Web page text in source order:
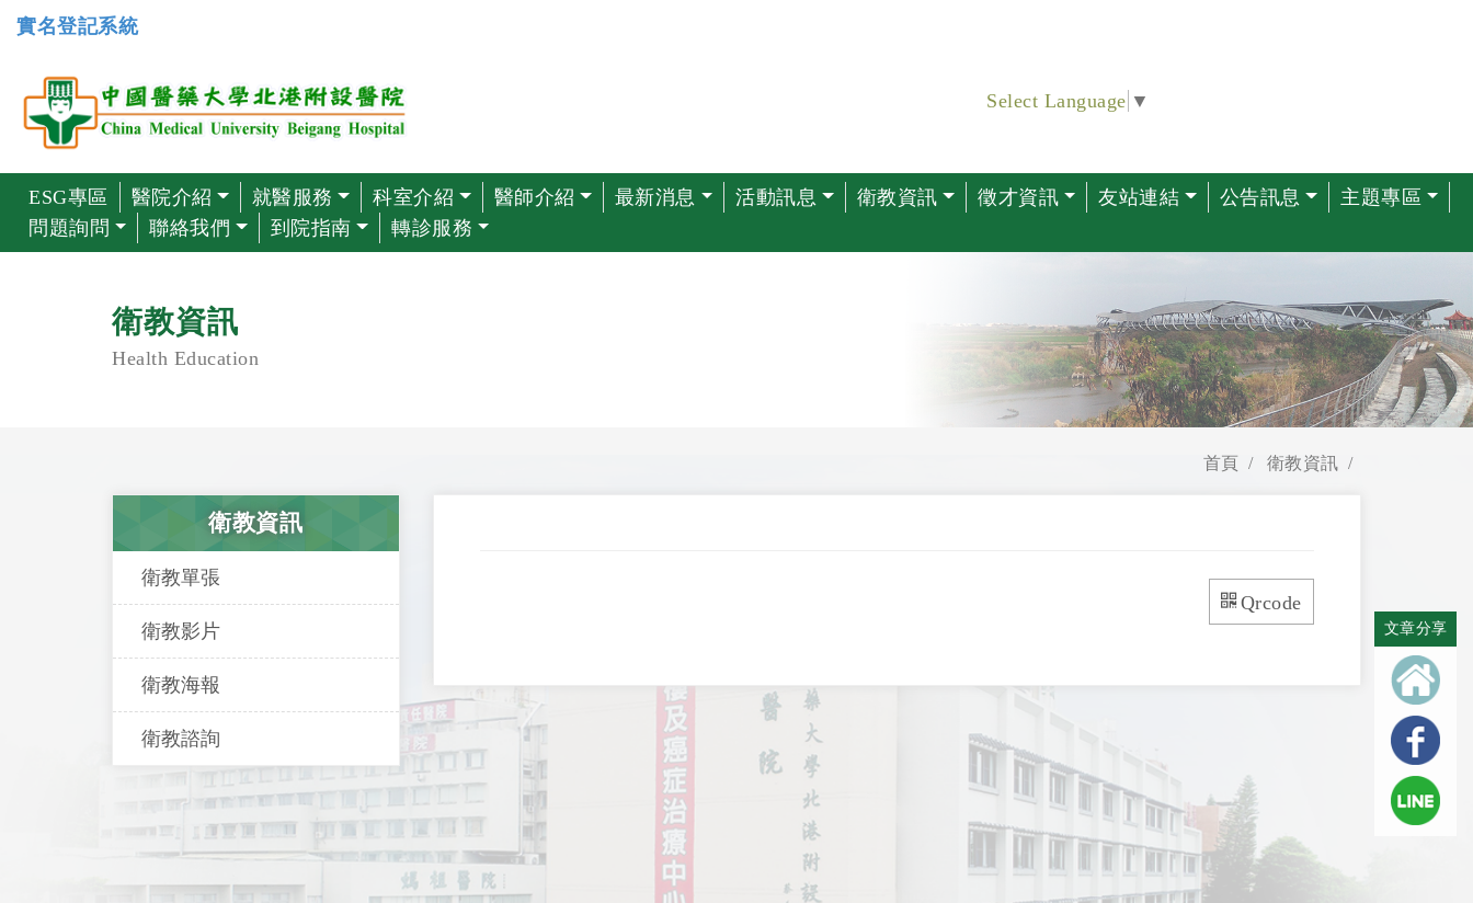
實名登記系統
Select Language ▼
ESG專區 醫院介紹 就醫服務 科室介紹 醫師介紹 最新消息 活動訊息 衛教資訊 徵才資訊 友站連結 公告訊息
主題專區
問題詢問
聯絡我們 到院指南 轉診服務
衛教資訊
Health Education
首頁 衛教資訊
衛教資訊
衛教單張
衛教影片
衛教海報
衛教諮詢
文章分享
Qrcode